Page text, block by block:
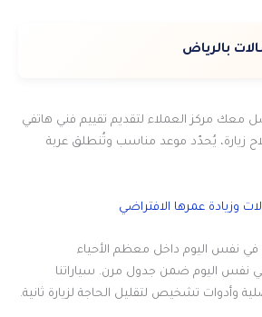
بالرياض
معك مركز العملاء لتقديم تقييم فني هاتفي
زيارة، يُحدّد موعد مناسب وتُنطلق عربة
نفس اليوم داخل معظم الأحياء
نفس اليوم ضمن جدول مرن. سياراتنا
وأدوات تشخيص لتقليل الحاجة لزيارة ثانية.